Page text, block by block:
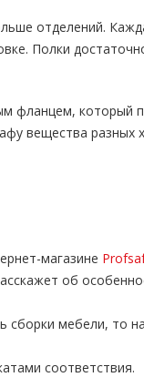
отделений.
Полки
фланцем, который
вещества разных
магазине
об
сборки мебели, то
соответствия.